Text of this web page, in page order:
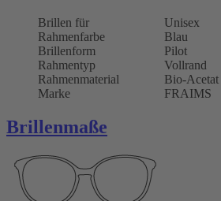
Brillen für
Unisex
Rahmenfarbe
Blau
Brillenform
Pilot
Rahmentyp
Vollrand
Rahmenmaterial
Bio-Acetat
Marke
FRAIMS
Brillenmaße